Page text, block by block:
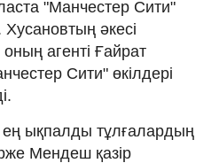
"Манчестер Сити"
әкесі
агенті Ғайрат
Сити" өкілдері
ықпалды тұлғалардың
Мендеш қазір